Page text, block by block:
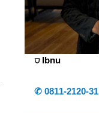
⛉ Ibnu
✆ 0811-2120-31